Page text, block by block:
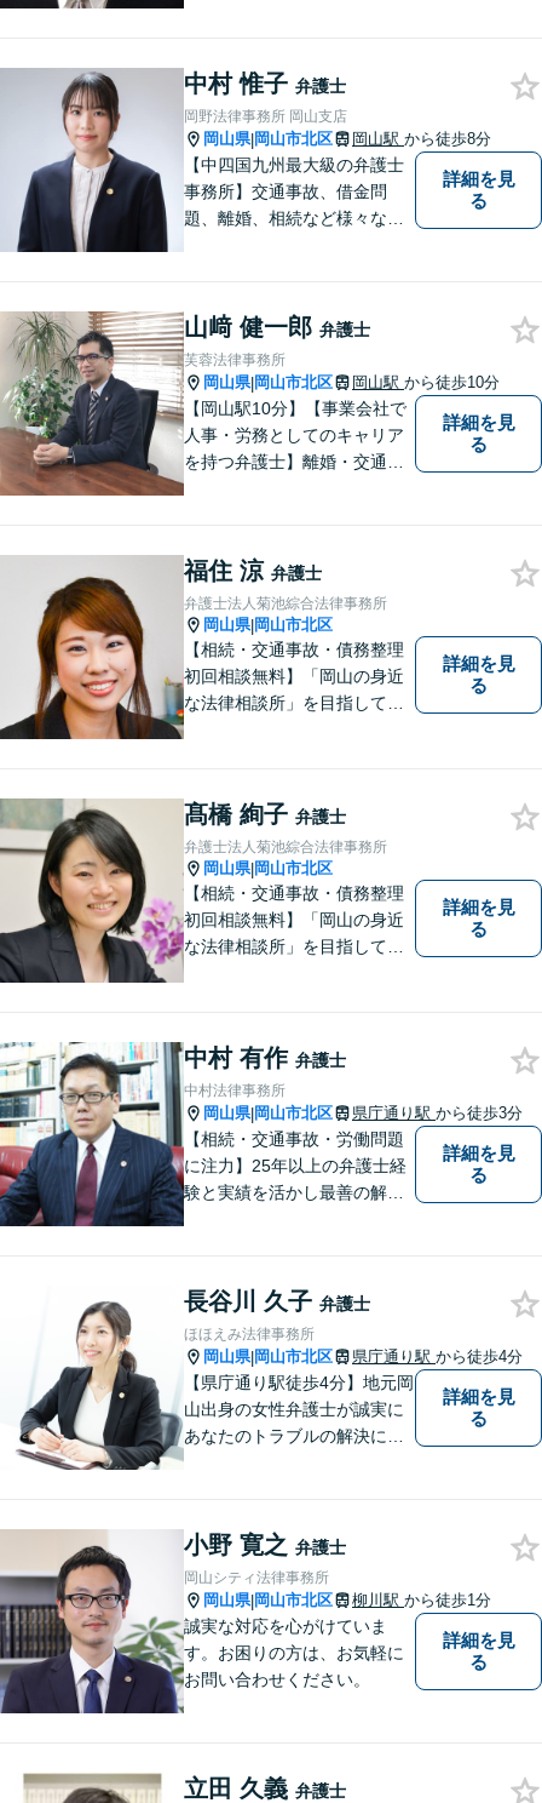
ラス対応】【後払い対応】
【日弁連国際人権問題委員会
所属】お困りの方は、お気軽
にご相談下さい。
中村 惟子 弁護士
岡野法律事務所 岡山支店
岡山県|岡山市北区 岡山駅 から徒歩8分
【中四国九州最大級の弁護士
事務所】交通事故、借金問
題、離婚、相続など様々な問
い！
詳細を見
る
山﨑 健一郎 弁護士
芙蓉法律事務所
岡山県|岡山市北区 岡山駅 から徒歩10分
【岡山駅10分】【事業会社で
人事・労務としてのキャリア
を持つ弁護士】離婚・交通事
とお話をうかがうことを心掛
けています。必要に応じ、他
士業と連携して解決を図りま
す。
詳細を見
る
福住 涼 弁護士
弁護士法人菊池綜合法律事務所
岡山県|岡山市北区
【相続・交通事故・債務整理
初回相談無料】「岡山の身近
な法律相談所」を目指してい
んなささいなことでも構いま
せん。お気軽にご相談くださ
い。【土曜日も受付可能】
【専用駐車場あり】
詳細を見
る
髙橋 絢子 弁護士
弁護士法人菊池綜合法律事務所
岡山県|岡山市北区
【相続・交通事故・債務整理
初回相談無料】「岡山の身近
な法律相談所」を目指してい
んなささいなことでも構いま
せん。お気軽にご相談くださ
い。【土曜日も受付可能】
【専用駐車場あり】
詳細を見
る
中村 有作 弁護士
中村法律事務所
岡山県|岡山市北区 県庁通り駅 から徒歩3分
【相続・交通事故・労働問題
に注力】25年以上の弁護士経
験と実績を活かし最善の解決
詳細を見
る
長谷川 久子 弁護士
ほほえみ法律事務所
岡山県|岡山市北区 県庁通り駅 から徒歩4分
【県庁通り駅徒歩4分】地元岡
山出身の女性弁護士が誠実に
あなたのトラブルの解決に向
詳細を見
る
小野 寛之 弁護士
岡山シティ法律事務所
岡山県|岡山市北区 柳川駅 から徒歩1分
誠実な対応を心がけていま
す。お困りの方は、お気軽に
お問い合わせください。
詳細を見
る
立田 久義 弁護士